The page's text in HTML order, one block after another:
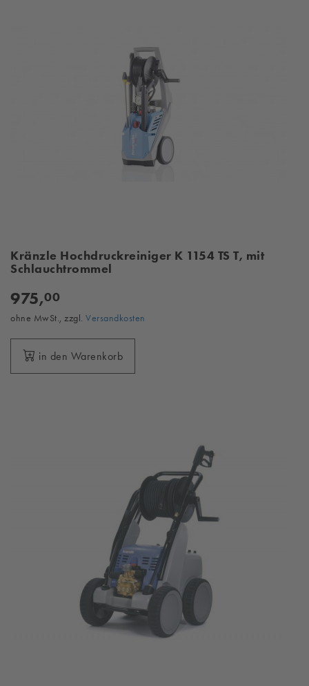
Kränzle Hochdruckreiniger K 1154 TS T, mit
Schlauchtrommel
975,00
ohne MwSt., zzgl. Versandkosten
in den Warenkorb